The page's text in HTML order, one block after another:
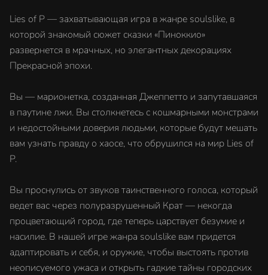
Lies of P — захватывающая игра в жанре soulslike, в
которой знакомый сюжет сказки «Пиноккио»
развернется в мрачных, но элегантных декорациях
Прекрасной эпохи.
Вы — марионетка, созданная Джеппетто и запутавшаяся
в паутине лжи. Вы столкнетесь с кошмарными монстрами
и недостойными доверия людьми, которые будут мешать
вам узнать правду о хаосе, что обрушился на мир Lies of
P.
Вы проснулись от звуков таинственного голоса, который
ведет вас через полуразрушенный Крат — некогда
процветающий город, где теперь царствует безумие и
насилие. В нашей игре жанра soulslike вам придется
адаптировать и себя, и оружие, чтобы выстоять против
неописуемого ужаса и открыть гадкие тайны городских